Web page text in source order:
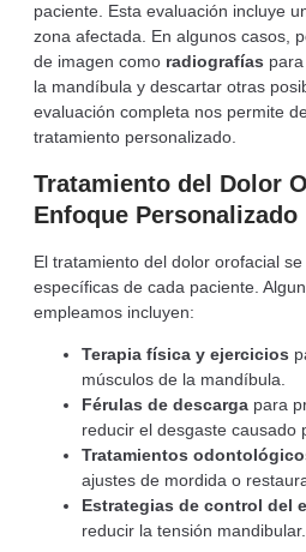
paciente. Esta evaluación incluye
zona afectada. En algunos casos,
de imagen como radiografías
la mandíbula y descartar otras
evaluación completa nos permite
tratamiento personalizado.
Tratamiento del Dolor
Enfoque Personalizado
El tratamiento del dolor orofacial
específicas de cada paciente.
empleamos incluyen:
Terapia física y ejercicios
músculos de la mandíbula.
Férulas de descarga para
reducir el desgaste causado
Tratamientos
ajustes de mordida o
Estrategias de control del
reducir la tensión mandibular.